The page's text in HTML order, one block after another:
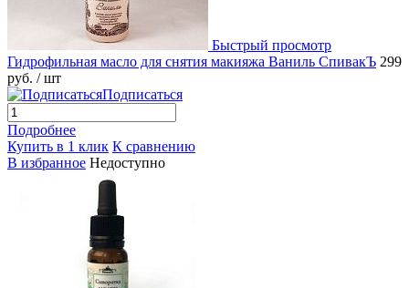
Быстрый просмотр
Гидрофильная масло для снятия макияжа Ваниль СпивакЪ 299
руб. / шт
Подписаться
Подробнее
Купить в 1 клик К сравнению
В избранное Недоступно